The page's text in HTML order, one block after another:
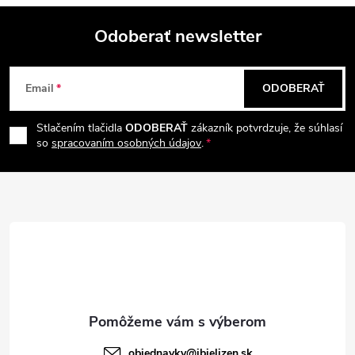
Z
á
p
Odoberať newsletter
Email
Stlačením tlačidla ODOBERAŤ zákazník potvrdzuje, že súhlasí
so spracovaním osobných údajov.
ODOBERAŤ